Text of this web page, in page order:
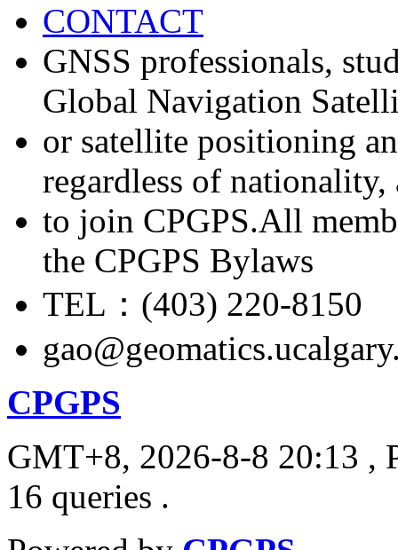
CONTACT
GNSS professionals,
Global Navigation
or satellite positioning
regardless of nationality,
to join CPGPS.All
the CPGPS Bylaws
TEL：(403) 220-8150
CPGPS
GMT+8, 2026-8-8 20:13 ,
16 queries .